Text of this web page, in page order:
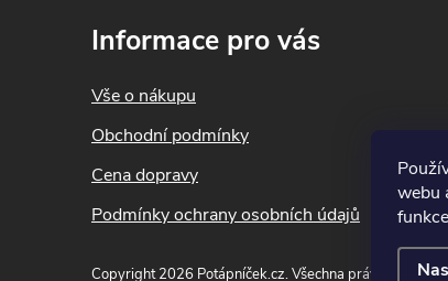
webu
k
y
v
ý
p
i
Informace pro vás
Vše o nákupu
Obchodní podmínky
Cena dopravy
Podmínky ochrany osobních údajů
Copyright 2026 Potápníček.cz. Všechna práva